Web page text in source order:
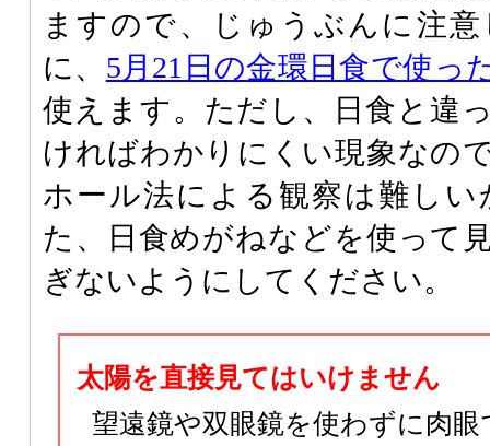
ますので、じゅうぶんに注
に、 5月21日の金環日食で使っ
使えます。ただし、日食と違
ければわかりにくい現象なの
ホール法による観察は難し
た、日食めがねなどを使って
ぎないようにしてください。
太陽を直接見てはいけません
望遠鏡や双眼鏡を使わずに肉